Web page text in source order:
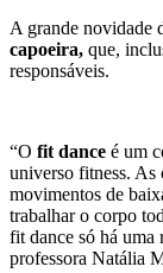
A grande novidade
capoeira, que,
responsáveis.
“O fit dance é um
universo fitness. As
movimentos de
trabalhar o corpo
fit dance só há uma
professora Natália